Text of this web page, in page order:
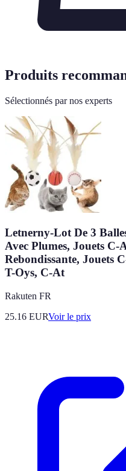
Produits
Sélectionnés par nos experts
Letnerny-Lot De 3
Avec Plumes, Jouets C-
Rebondissante, Jouets
T-Oys, C-At
Rakuten FR
25.16 EURVoir le prix